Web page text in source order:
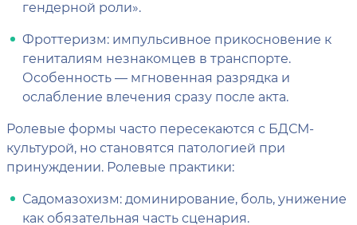
гендерной роли».
Фроттеризм: импульсивное прикосновение к
гениталиям незнакомцев в транспорте.
Особенность — мгновенная разрядка и
ослабление влечения сразу после акта.
Ролевые формы часто пересекаются с БДСМ-
культурой, но становятся патологией при
принуждении. Ролевые практики:
Садомазохизм: доминирование, боль, унижение
как обязательная часть сценария.